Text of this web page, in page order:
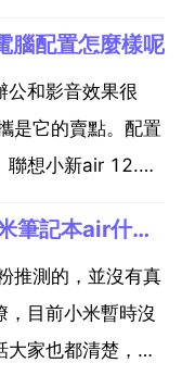
時按 fn f1 來開啟
腦配置怎麼樣呢
公和影音效果很
是它的賣點。配置
聯想小新air 12.2
什麼可說的，hp
了...
小米筆記本什麼時候釋出，小米筆記本air什麼時候釋出的
推測的，並沒有真
，目前小米暫時沒
家也都清楚，大